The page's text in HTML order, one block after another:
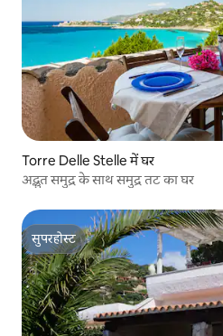
Torre Delle Stelle में घर
अद्भुत समुद्र के साथ समुद्र तट का घर
सुपरहोस्ट
सुपरहोस्ट